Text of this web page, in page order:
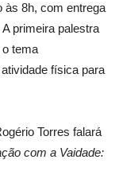
às 8h, com entrega
primeira palestra
tema
física para
Torres falará
com a Vaidade: